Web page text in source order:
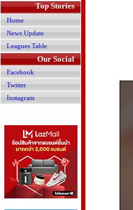
Top Stories
Home
News Update
Leagues Table
Our Social
Facebook
Twitter
Instagram